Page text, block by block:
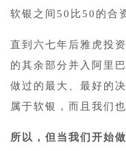
软银之间50比50的合
直到六七年后雅虎投
的其余部分并入阿里
做过的最大、最好的
属于软银，而且我们
所以，但当我们开始